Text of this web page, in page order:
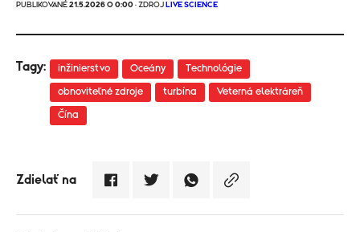
PUBLIKOVANÉ 21.5.2026 O 0:00 · ZDROJ LIVE SCIENCE
Tagy: inžinierstvo Oceány Technológie
obnoviteľné zdroje turbína Veterná elektráreň
Čína
Zdielať na